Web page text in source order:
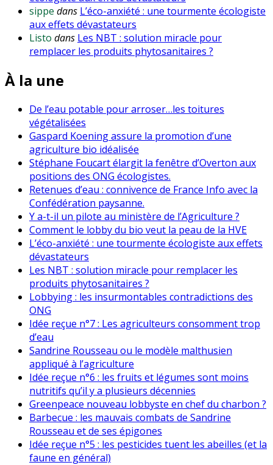
sippe dans L’éco-anxiété : une tourmente écologiste
aux effets dévastateurs
Listo dans Les NBT : solution miracle pour
remplacer les produits phytosanitaires ?
À la une
De l’eau potable pour arroser…les toitures
végétalisées
Gaspard Koening assure la promotion d’une
agriculture bio idéalisée
Stéphane Foucart élargit la fenêtre d’Overton aux
positions des ONG écologistes.
Retenues d’eau : connivence de France Info avec la
Confédération paysanne.
Y a-t-il un pilote au ministère de l’Agriculture ?
Comment le lobby du bio veut la peau de la HVE
L’éco-anxiété : une tourmente écologiste aux effets
dévastateurs
Les NBT : solution miracle pour remplacer les
produits phytosanitaires ?
Lobbying : les insurmontables contradictions des
ONG
Idée reçue n°7 : Les agriculteurs consomment trop
d’eau
Sandrine Rousseau ou le modèle malthusien
appliqué à l’agriculture
Idée reçue n°6 : les fruits et légumes sont moins
nutritifs qu’il y a plusieurs décennies
Greenpeace nouveau lobbyste en chef du charbon ?
Barbecue : les mauvais combats de Sandrine
Rousseau et de ses épigones
Idée reçue n°5 : les pesticides tuent les abeilles (et la
faune en général)